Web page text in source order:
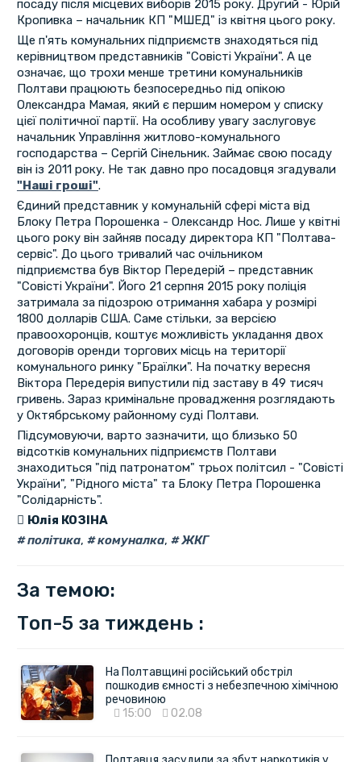
посаду після місцевих виборів 2015 року. Другий - Юрій
Кропивка – начальник КП "МШЕД" із квітня цього року.
Ще п'ять комунальних підприємств знаходяться під
керівництвом представників "Совісті України". А це
означає, що трохи менше третини комунальників
Полтави працюють безпосередньо під опікою
Олександра Мамая, який є першим номером у списку
цієї політичної партії. На особливу увагу заслуговує
начальник Управління житлово-комунального
господарства – Сергій Сінельник. Займає свою посаду
він із 2011 року. Не так давно про посадовця згадували
"Наші гроші".
Єдиний представник у комунальній сфері міста від
Блоку Петра Порошенка - Олександр Нос. Лише у квітні
цього року він зайняв посаду директора КП "Полтава-
сервіс". До цього тривалий час очільником
підприємства був Віктор Передерій – представник
"Совісті України". Його 21 серпня 2015 року поліція
затримала за підозрою отримання хабара у розмірі
1800 долларів США. Саме стільки, за версією
правоохоронців, коштує можливість укладання двох
договорів оренди торгових місць на території
комунального ринку "Браїлки". На початку вересня
Віктора Передерія випустили під заставу в 49 тисяч
гривень. Зараз кримінальне провадження розглядають
у Октябрському районному суді Полтави.
Підсумовуючи, варто зазначити, що близько 50
відсотків комунальних підприємств Полтави
знаходиться "під патронатом" трьох політсил - "Совісті
України", "Рідного міста" та Блоку Петра Порошенка
"Солідарність".
Юлія КОЗІНА
політика, комуналка, ЖКГ
За темою:
Топ-5 за тиждень :
На Полтавщині російський обстріл
пошкодив ємності з небезпечною хімічною
речовиною
15:00
02.08